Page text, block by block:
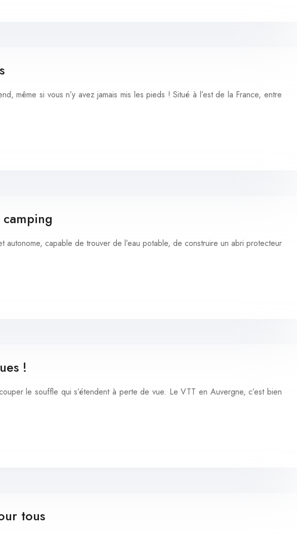
même si vous n’y avez jamais mis les pieds ! Situé à l’est de la France, entre
capable de trouver de l’eau potable, de construire un abri protecteur
!
le souffle qui s’étendent à perte de vue. Le VTT en Auvergne, c’est bien
tous